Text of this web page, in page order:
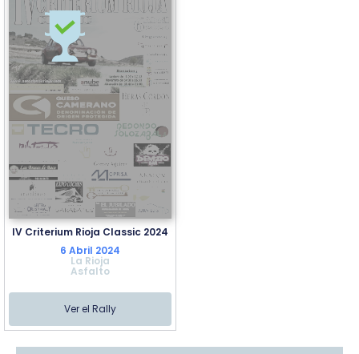
IV Criterium Rioja Classic 2024
6 Abril 2024
La Rioja
Asfalto
Ver el Rally